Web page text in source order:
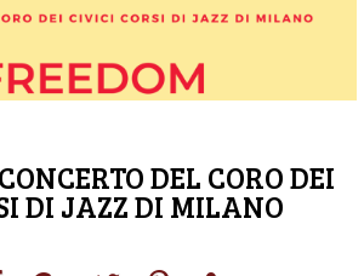
DEL CORO DEI
DI JAZZ DI MILANO